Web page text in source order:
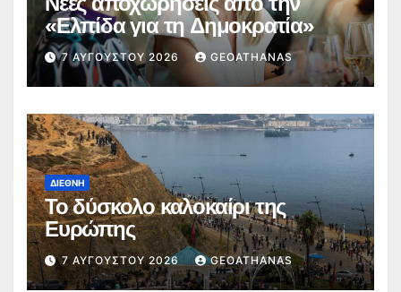
«Ελπίδα για τη Δημοκρατία»
7 ΑΥΓΟΎΣΤΟΥ 2026 GEOATHANAS
ΔΙΕΘΝΉ
Το δύσκολο καλοκαίρι της
Ευρώπης
7 ΑΥΓΟΎΣΤΟΥ 2026 GEOATHANAS